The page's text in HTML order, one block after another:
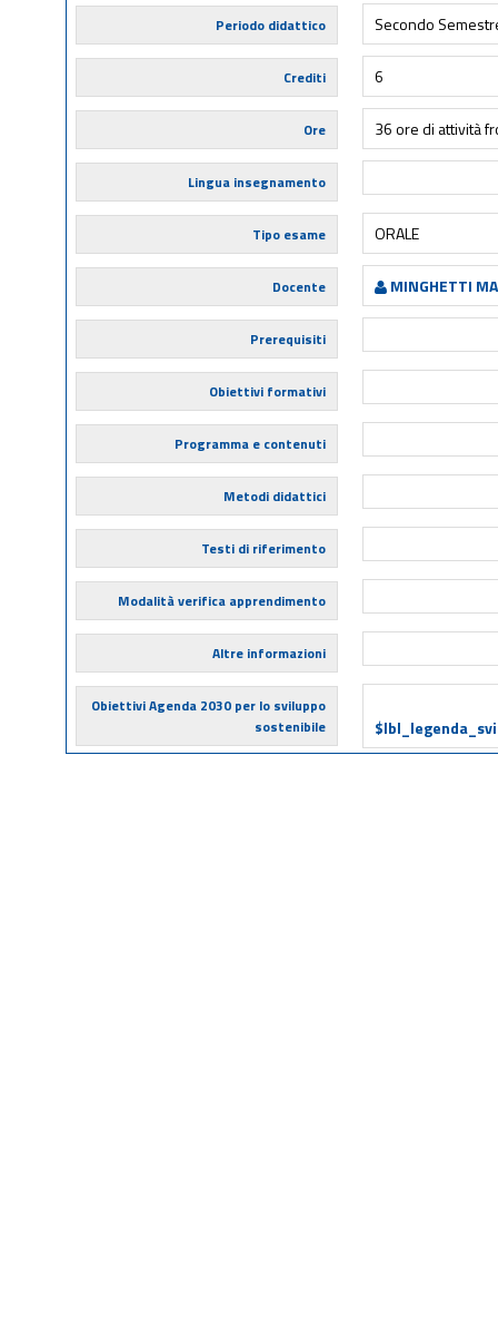
Periodo didattico Secondo
Crediti 6
Ore 36 ore di attività
Lingua insegnamento
Tipo esame ORALE
Docente MINGHETTI
Prerequisiti
Obiettivi formativi
Programma e contenuti
Metodi didattici
Testi di riferimento
Modalità verifica apprendimento
Altre informazioni
Obiettivi Agenda 2030 per lo sviluppo
sostenibile